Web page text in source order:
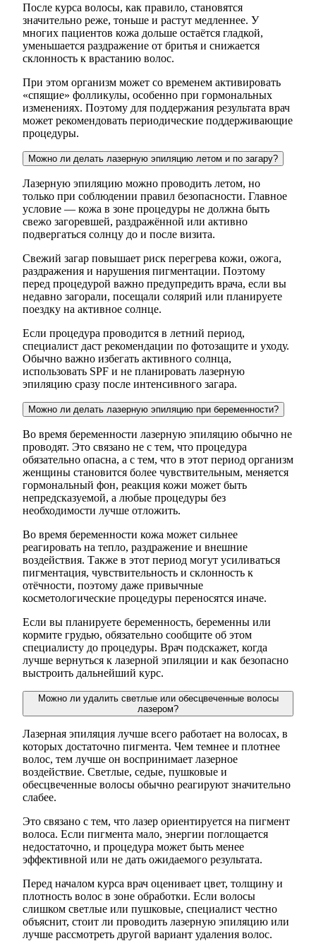
После курса волосы, как правило, становятся
значительно реже, тоньше и растут медленнее. У
многих пациентов кожа дольше остаётся гладкой,
уменьшается раздражение от бритья и снижается
склонность к врастанию волос.
При этом организм может со временем активировать
«спящие» фолликулы, особенно при гормональных
изменениях. Поэтому для поддержания результата врач
может рекомендовать периодические поддерживающие
процедуры.
Можно ли делать лазерную эпиляцию летом и по загару?
Лазерную эпиляцию можно проводить летом, но
только при соблюдении правил безопасности. Главное
условие — кожа в зоне процедуры не должна быть
свежо загоревшей, раздражённой или активно
подвергаться солнцу до и после визита.
Свежий загар повышает риск перегрева кожи, ожога,
раздражения и нарушения пигментации. Поэтому
перед процедурой важно предупредить врача, если вы
недавно загорали, посещали солярий или планируете
поездку на активное солнце.
Если процедура проводится в летний период,
специалист даст рекомендации по фотозащите и уходу.
Обычно важно избегать активного солнца,
использовать SPF и не планировать лазерную
эпиляцию сразу после интенсивного загара.
Можно ли делать лазерную эпиляцию при беременности?
Во время беременности лазерную эпиляцию обычно не
проводят. Это связано не с тем, что процедура
обязательно опасна, а с тем, что в этот период организм
женщины становится более чувствительным, меняется
гормональный фон, реакция кожи может быть
непредсказуемой, а любые процедуры без
необходимости лучше отложить.
Во время беременности кожа может сильнее
реагировать на тепло, раздражение и внешние
воздействия. Также в этот период могут усиливаться
пигментация, чувствительность и склонность к
отёчности, поэтому даже привычные
косметологические процедуры переносятся иначе.
Если вы планируете беременность, беременны или
кормите грудью, обязательно сообщите об этом
специалисту до процедуры. Врач подскажет, когда
лучше вернуться к лазерной эпиляции и как безопасно
выстроить дальнейший курс.
Можно ли удалить светлые или обесцвеченные волосы
лазером?
Лазерная эпиляция лучше всего работает на волосах, в
которых достаточно пигмента. Чем темнее и плотнее
волос, тем лучше он воспринимает лазерное
воздействие. Светлые, седые, пушковые и
обесцвеченные волосы обычно реагируют значительно
слабее.
Это связано с тем, что лазер ориентируется на пигмент
волоса. Если пигмента мало, энергии поглощается
недостаточно, и процедура может быть менее
эффективной или не дать ожидаемого результата.
Перед началом курса врач оценивает цвет, толщину и
плотность волос в зоне обработки. Если волосы
слишком светлые или пушковые, специалист честно
объяснит, стоит ли проводить лазерную эпиляцию или
лучше рассмотреть другой вариант удаления волос.